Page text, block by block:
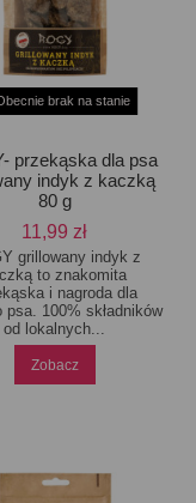
brak na stanie
przekąska dla psa
indyk z kaczką
80 g
11,99 zł
grillowany indyk z
to znakomita
i nagroda dla
psa. 100% składników
od lokalnych...
Zobacz